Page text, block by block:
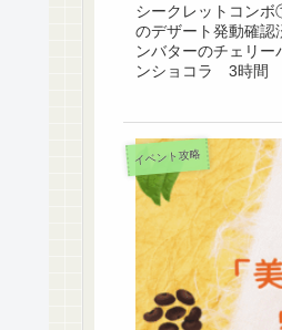
シークレットコン
のデザート発動確
ンバターのチェリ
ンショコラ 3時間
間 69個ミルフィ
イベント攻略